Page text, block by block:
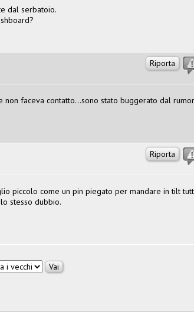
dal serbatoio.
Riporta
faceva contatto...sono stato buggerato dal
Riporta
piccolo come un pin piegato per mandare in tilt
stesso dubbio.